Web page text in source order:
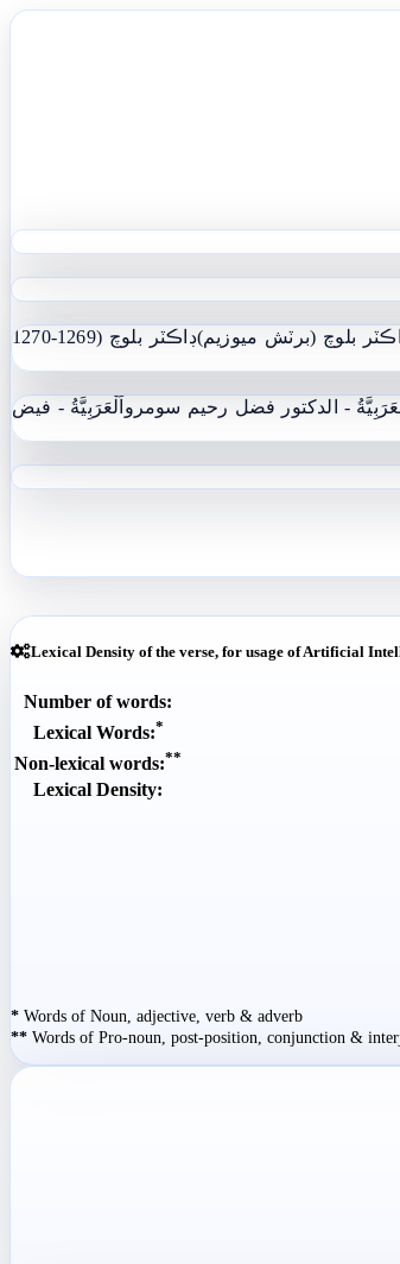
بلوچ (برٽش ميوزيم)
ڊاڪٽر بلوچ (1269-1270
- الدکتور فضل رحیم سومرو اَلْعَرَبِيَّةُ - فيض
Lexical Density of the verse, for usage of Artificial
Number of words:
Lexical Words:*
Non-lexical words:**
Lexical Density:
* Words of Noun, adjective, verb & adverb
** Words of Pro-noun, post-position, conjunction &